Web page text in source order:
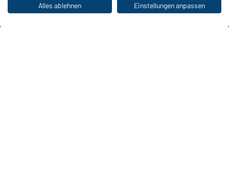
entdecken!
Alles ablehnen Einstellungen anpassen